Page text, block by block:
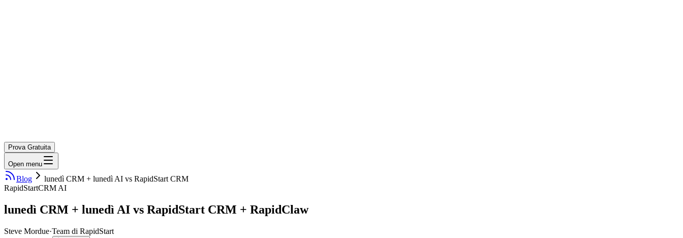
Prova Gratuita
Open menu
Blog
lunedì CRM + lunedì AI vs RapidStart CRM
RapidStartCRM AI
lunedì CRM + lunedì AI vs RapidStart CRM + RapidClaw
Steve Mordue·Team di RapidStart